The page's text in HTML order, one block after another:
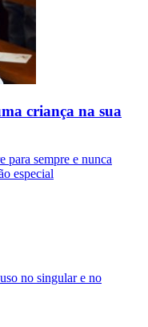
criança na sua
para sempre e nunca
especial
no singular e no